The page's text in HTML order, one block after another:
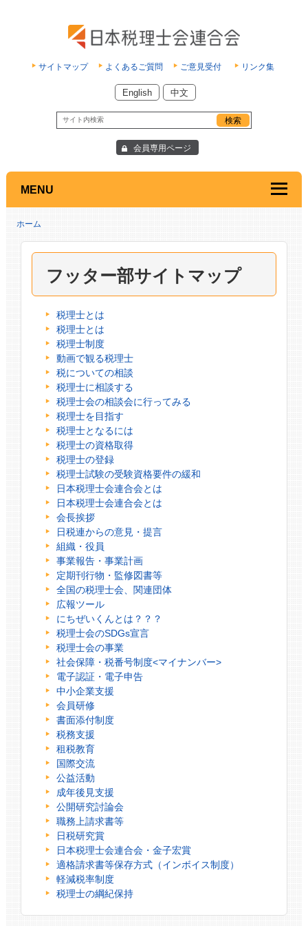
サイトマップ よくあるご質問 ご意見受付 リンク集
English 中文
会員専用ページ
MENU
ホーム
フッター部サイトマップ
税理士とは
税理士とは
税理士制度
動画で観る税理士
税についての相談
税理士に相談する
税理士会の相談会に行ってみる
税理士を目指す
税理士となるには
税理士の資格取得
税理士の登録
税理士試験の受験資格要件の緩和
日本税理士会連合会とは
日本税理士会連合会とは
会長挨拶
日税連からの意見・提言
組織・役員
事業報告・事業計画
定期刊行物・監修図書等
全国の税理士会、関連団体
広報ツール
にちぜいくんとは？？？
税理士会のSDGs宣言
税理士会の事業
社会保障・税番号制度<マイナンバー>
電子認証・電子申告
中小企業支援
会員研修
書面添付制度
税務支援
租税教育
国際交流
公益活動
成年後見支援
公開研究討論会
職務上請求書等
日税研究賞
日本税理士会連合会・金子宏賞
適格請求書等保存方式（インボイス制度）
軽減税率制度
税理士の綱紀保持